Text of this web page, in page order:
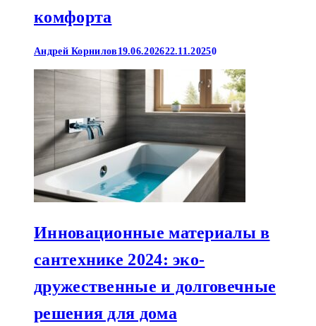
комфорта
Андрей Корнилов 19.06.202622.11.20250
Инновационные материалы в
сантехнике 2024: эко-
дружественные и долговечные
решения для дома